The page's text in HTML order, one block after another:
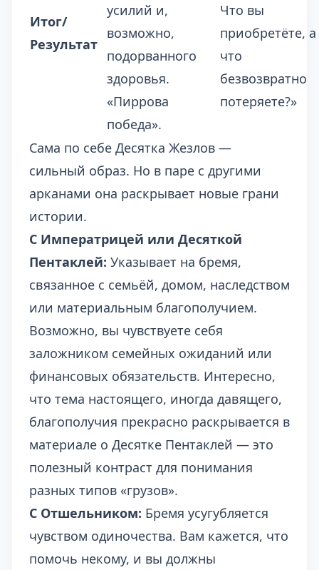
Итог/
Результат
усилий и,
возможно,
подорванного
здоровья.
«Пиррова
победа».
Что вы
приобретёте, а
что
безвозвратно
потеряете?»
Сама по себе Десятка Жезлов —
сильный образ. Но в паре с другими
арканами она раскрывает новые грани
истории.
С Императрицей или Десяткой
Пентаклей: Указывает на бремя,
связанное с семьёй, домом, наследством
или материальным благополучием.
Возможно, вы чувствуете себя
заложником семейных ожиданий или
финансовых обязательств. Интересно,
что тема настоящего, иногда давящего,
благополучия прекрасно раскрывается в
материале о Десятке Пентаклей — это
полезный контраст для понимания
разных типов «грузов».
С Отшельником: Бремя усугубляется
чувством одиночества. Вам кажется, что
помочь некому, и вы должны